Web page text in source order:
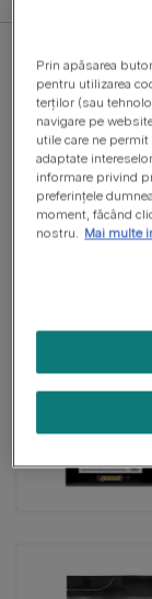
Prin apăsarea
pentru utilizarea
terților (sau
navigare pe
utile care ne
adaptate
informare privind
preferințele
moment, făcând
nostru. Mai multe